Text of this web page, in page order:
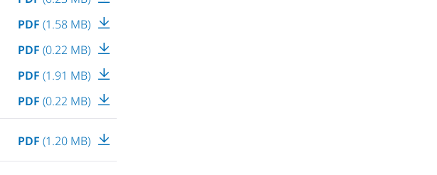
PDF (1.58 MB)
PDF (0.22 MB)
PDF (1.91 MB)
PDF (0.22 MB)
PDF (1.20 MB)